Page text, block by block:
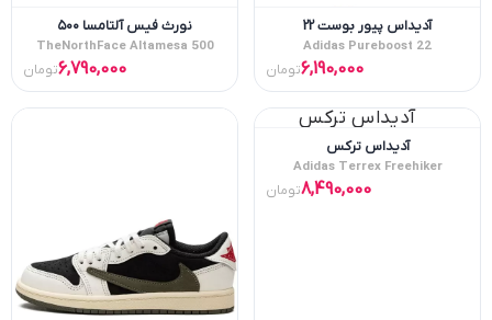
آدیداس پیور بوست 22
Adidas Pureboost 22
6,190,000تومان
نورث فیس آلتامسا ۵۰۰
TheNorthFace Altamesa 500
6,790,000تومان
آدیداس ترکس
Adidas Terrex Freehiker
8,490,000تومان